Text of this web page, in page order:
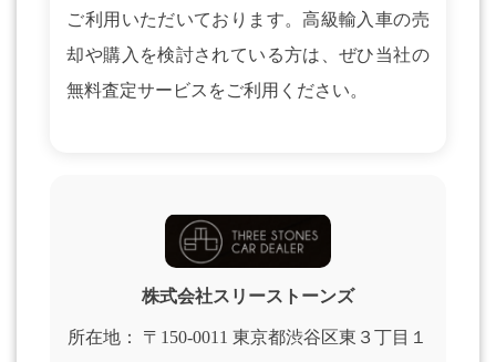
ご利用いただいております。高級輸入車の売
却や購入を検討されている方は、ぜひ当社の
無料査定サービスをご利用ください。
株式会社スリーストーンズ
所在地： 〒150-0011 東京都渋谷区東３丁目１